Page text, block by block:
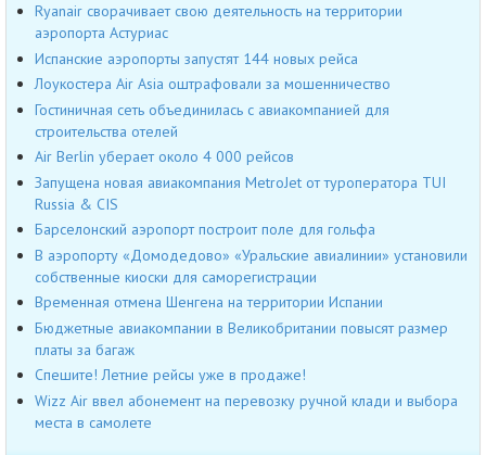
Ryanair сворачивает свою деятельность на территории
аэропорта Астуриас
Испанские аэропорты запустят 144 новых рейса
Лоукостера Air Asia оштрафовали за мошенничество
Гостиничная сеть объединилась с авиакомпанией для
строительства отелей
Air Berlin уберает около 4 000 рейсов
Запущена новая авиакомпания MetroJet от туроператора TUI
Russia & CIS
Барселонский аэропорт построит поле для гольфа
В аэропорту «Домодедово» «Уральские авиалинии» установили
собственные киоски для саморегистрации
Временная отмена Шенгена на территории Испании
Бюджетные авиакомпании в Великобритании повысят размер
платы за багаж
Спешите! Летние рейсы уже в продаже!
Wizz Air ввел абонемент на перевозку ручной клади и выбора
места в самолете